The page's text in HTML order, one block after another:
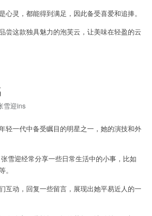
灵，都能得到满足，因此备受喜爱和追捧。
这款独具魅力的泡芙云，让美味在轻盈的云
雪迎ins
一代中备受瞩目的明星之一，她的演技和外
迎经常分享一些日常生活中的小事，比如
。
动，回复一些留言，展现出她平易近人的一